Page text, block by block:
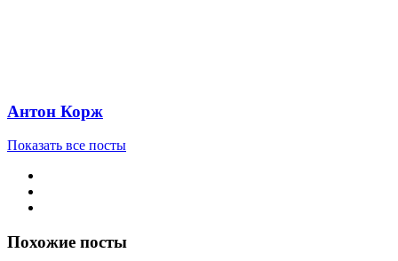
Антон Корж
Показать все посты
Похожие посты